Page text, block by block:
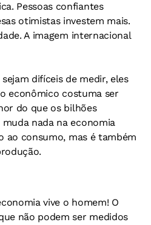
Pessoas confiantes
otimistas investem mais.
A imagem internacional
difíceis de medir, eles
econômico costuma ser
do que os bilhões
muda nada na economia
ao consumo, mas é também
vive o homem! O
não podem ser medidos